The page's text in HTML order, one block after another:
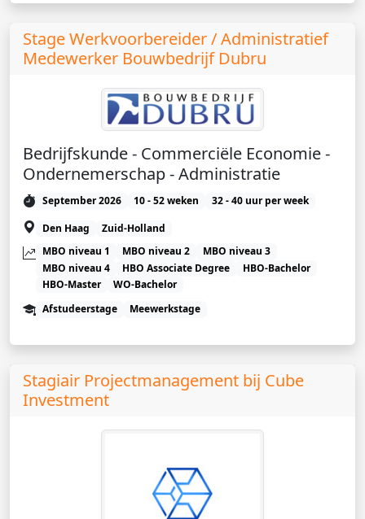
Stage Werkvoorbereider / Administratief
Medewerker Bouwbedrijf Dubru
Bedrijfskunde - Commerciële Economie -
Ondernemerschap - Administratie
September 2026 10 - 52 weken
32 - 40 uur per week
Den Haag
Zuid-Holland
MBO niveau 1
MBO niveau 2
MBO niveau 3
MBO niveau 4
HBO Associate Degree
HBO-Bachelor
HBO-Master
WO-Bachelor
Afstudeerstage
Meewerkstage
Stagiair Projectmanagement bij Cube
Investment